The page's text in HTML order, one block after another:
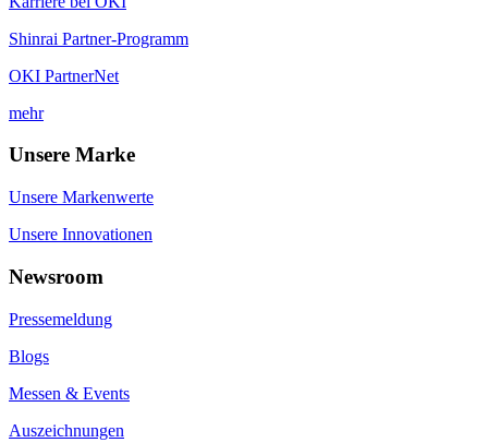
Shinrai Partner-Programm
OKI PartnerNet
mehr
Unsere Marke
Unsere Markenwerte
Unsere Innovationen
Newsroom
Pressemeldung
Blogs
Messen & Events
Auszeichnungen